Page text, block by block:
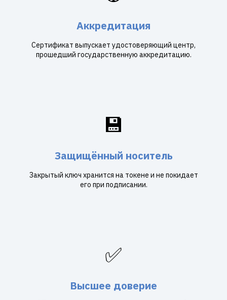
Аккредитация
Сертификат выпускает удостоверяющий центр,
прошедший государственную аккредитацию.
💾
Защищённый носитель
Закрытый ключ хранится на токене и не покидает
его при подписании.
✅
Высшее доверие